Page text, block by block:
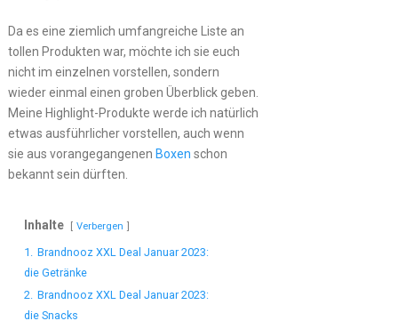
Da es eine ziemlich umfangreiche Liste an
tollen Produkten war, möchte ich sie euch
nicht im einzelnen vorstellen, sondern
wieder einmal einen groben Überblick geben.
Meine Highlight-Produkte werde ich natürlich
etwas ausführlicher vorstellen, auch wenn
sie aus vorangegangenen Boxen schon
bekannt sein dürften.
Inhalte Verbergen
1.
Brandnooz XXL Deal Januar 2023:
die Getränke
2. Brandnooz XXL Deal Januar 2023:
die Snacks